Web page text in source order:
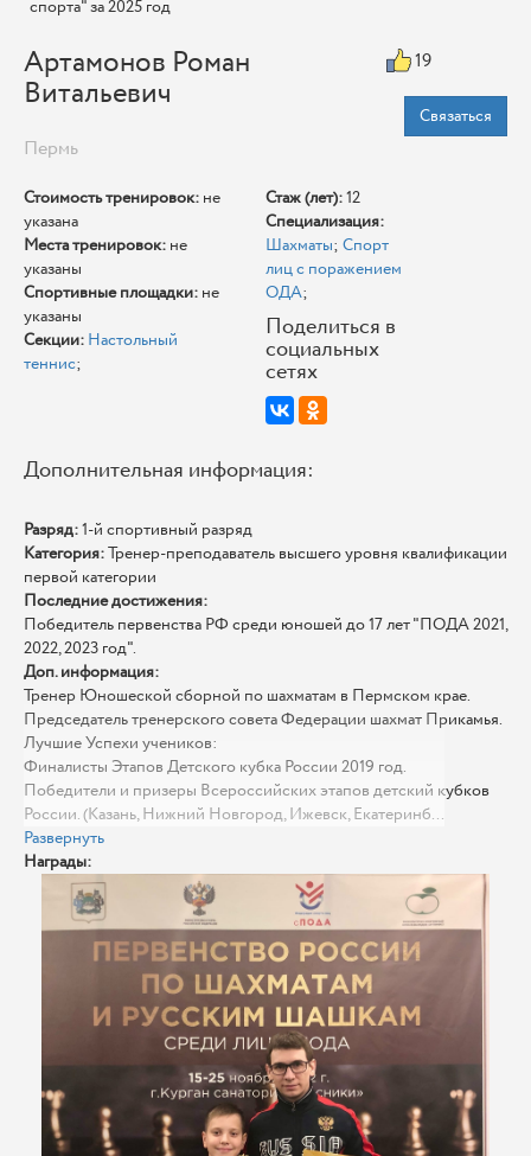
спорта" за 2025 год
Артамонов Роман
Витальевич
19
Связаться
Пермь
Стоимость тренировок: не
указана
Места тренировок: не
указаны
Спортивные площадки: не
указаны
Секции: Настольный
теннис;
Стаж (лет):12
Специализация:
Шахматы; Спорт
лиц с поражением
ОДА;
Поделиться в
социальных
сетях
Дополнительная информация:
Разряд:1-й спортивный разряд
Категория:Тренер-преподаватель высшего уровня квалификации
первой категории
Последние достижения:
Победитель первенства РФ среди юношей до 17 лет "ПОДА 2021,
2022, 2023 год".
Доп. информация:
Тренер Юношеской сборной по шахматам в Пермском крае.
Председатель тренерского совета Федерации шахмат Прикамья.
Лучшие Успехи учеников:
Финалисты Этапов Детского кубка России 2019 год.
Победители и призеры Всероссийских этапов детский кубков
России. (Казань, Нижний Новгород, Ижевск, Екатеринб...
Развернуть
Награды: